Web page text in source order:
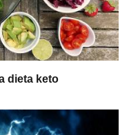
dieta keto